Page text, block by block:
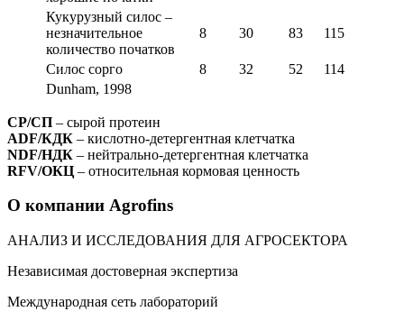
Кукурузный силос –
незначительное
количество початков
8 30 83 115
Силос сорго 8 32 52
114
Dunham, 1998
CP/СП – сырой протеин
ADF/КДК – кислотно-детергентная клетчатка
NDF/НДК – нейтрально-детергентная клетчатка
RFV/ОКЦ – относительная кормовая ценность
О компании Agrofins
АНАЛИЗ И ИССЛЕДОВАНИЯ ДЛЯ АГРОСЕКТОРА
Независимая достоверная экспертиза
Международная сеть лабораторий